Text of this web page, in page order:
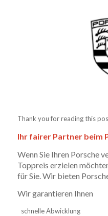
Thank you for reading this
Ihr fairer Partner beim
Wenn Sie Ihren Porsche
Toppreis erzielen
für Sie. Wir bieten
Wir garantieren Ihnen
schnelle Abwicklung